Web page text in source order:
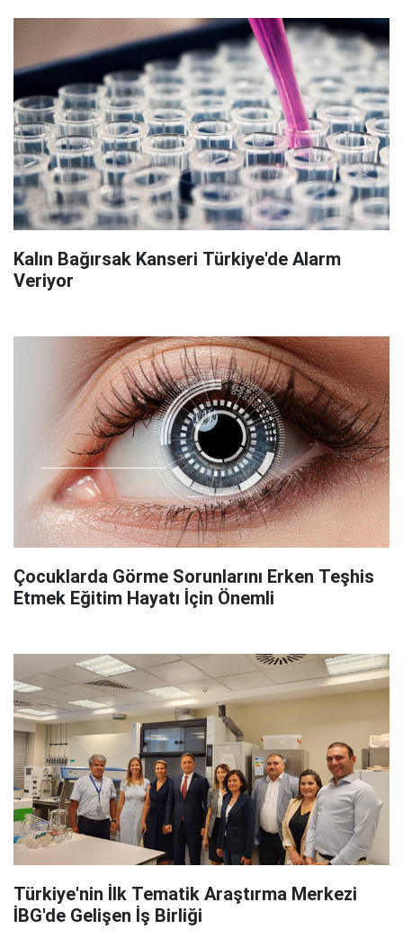
Kalın Bağırsak Kanseri Türkiye'de Alarm
Veriyor
Çocuklarda Görme Sorunlarını Erken Teşhis
Etmek Eğitim Hayatı İçin Önemli
Türkiye'nin İlk Tematik Araştırma Merkezi
İBG'de Gelişen İş Birliği